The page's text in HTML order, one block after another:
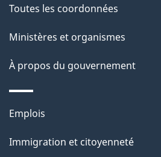
l
a
p
a
g
e
Toutes les coordonnées
Ministères et organismes
À propos du gouvernement
Thèmes
sujets
Emplois
Immigration et citoyenneté